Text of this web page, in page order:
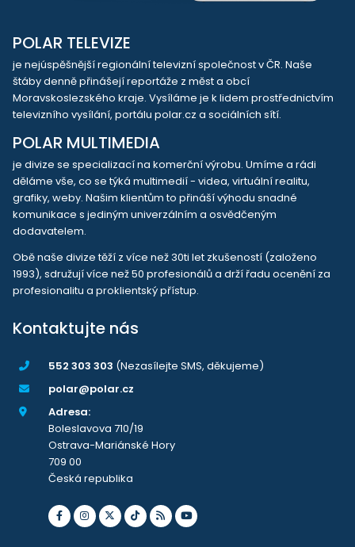
POLAR TELEVIZE
je nejúspěšnější regionální televizní společnost v ČR. Naše
štáby denně přinášejí reportáže z měst a obcí
Moravskoslezského kraje. Vysíláme je k lidem prostřednictvím
televizního vysílání, portálu polar.cz a sociálních sítí.
POLAR MULTIMEDIA
je divize se specializací na komerční výrobu. Umíme a rádi
děláme vše, co se týká multimedií - videa, virtuální realitu,
grafiky, weby. Našim klientům to přináší výhodu snadné
komunikace s jediným univerzálním a osvědčeným
dodavatelem.
Obě naše divize těží z více než 30ti let zkušeností (založeno
1993), sdružují více než 50 profesionálů a drží řadu ocenění za
profesionalitu a proklientský přístup.
Kontaktujte nás
552 303 303 (Nezasílejte SMS, děkujeme)
polar@polar.cz
Adresa:
Boleslavova 710/19
Ostrava-Mariánské Hory
709 00
Česká republika